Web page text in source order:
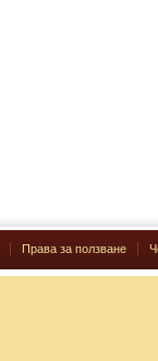
Права за ползване